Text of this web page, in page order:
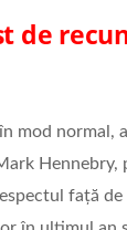
de
mod normal,
Hennebry,
față